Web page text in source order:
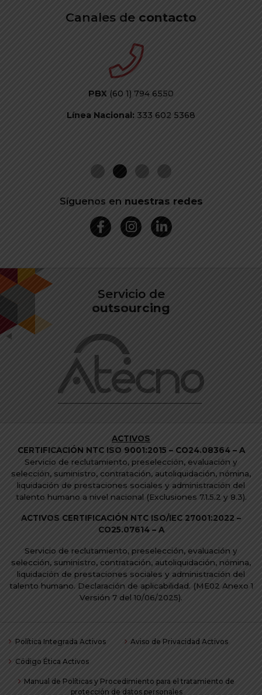
Canales de contacto
PBX (60 1) 794 6550
Línea Nacional: 333 602 5368
Síguenos en nuestras redes
Servicio de
outsourcing
ACTIVOS
CERTIFICACIÓN NTC ISO 9001:2015 –CO24.08364 – A
Servicio de reclutamiento, preselección, evaluación y
selección, suministro, contratación, autoliquidación, nómina,
liquidación de prestaciones sociales y administración del
talento humano a nivel nacional (Exclusiones 7.1.5.2 y 8.3).
ACTIVOS CERTIFICACIÓN NTC ISO/IEC 27001:2022 –
CO25.07614 – A
Servicio de reclutamiento, preselección, evaluación y
selección, suministro, contratación, autoliquidación, nómina,
liquidación de prestaciones sociales y administración del
talento humano. Declaración de aplicabilidad. (ME02 Anexo 1
Versión 7 del 10/06/2025).
Política Integrada Activos Aviso de Privacidad Activos
Código Ética Activos
Manual de Políticas y Procedimiento para el tratamiento de
protección de datos personales